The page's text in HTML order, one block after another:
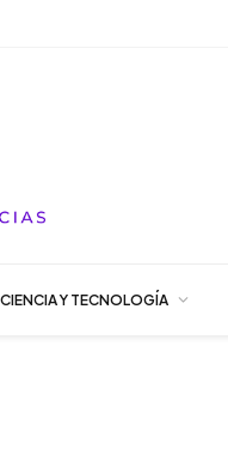
CIENCIA Y TECNOLOGÍA